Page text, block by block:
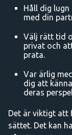
Håll dig
med din
Välj rätt tid
privat och
prata.
Var ärlig
dig att
deras
Det är viktigt att
sättet. Det kan